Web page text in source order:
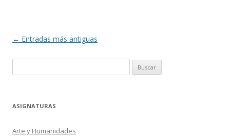
Navegación
← Entradas más antiguas
ASIGNATURAS
Arte y Humanidades